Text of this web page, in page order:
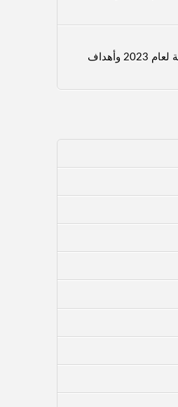
مراجعة شخصية لعام 2023 وأهداف